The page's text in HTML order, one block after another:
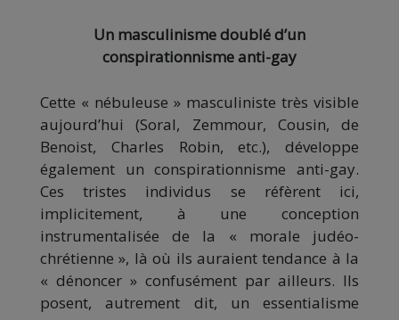
Un masculinisme doublé d’un
conspirationnisme anti-gay
Cette « nébuleuse » masculiniste très visible
aujourd’hui (Soral, Zemmour, Cousin, de
Benoist, Charles Robin, etc.), développe
également un conspirationnisme anti-gay.
Ces tristes individus se réfèrent ici,
implicitement, à une conception
instrumentalisée de la « morale judéo-
chrétienne », là où ils auraient tendance à la
« dénoncer » confusément par ailleurs. Ils
posent, autrement dit, un essentialisme